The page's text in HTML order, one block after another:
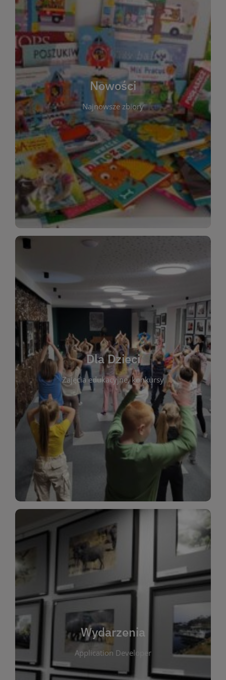
Nowości
Najnowsze zbiory
W tej sekcji prezentujemy najnowsze książki,
audiobooki oraz filmy, które właśnie trafiły do
zbiorów Miejskiej Biblioteki Publicznej w
Starachowicach. Regularnie aktualizujemy listę,
aby Czytelnicy mogli na bieżąco odkrywać świeże
tytuły i najciekawsze premiery wydawnicze. Każda
pozycja opatrzona jest krótkim opisem i
informacją o dostępności w katalogu. Zachęcamy
do częstych odwiedzin – nowości pojawiają się
niemal każdego tygodnia! Dzięki tej zakładce
zawsze będziesz wiedzieć, co warto przeczytać
jako pierwsze.
WIĘCEJ
Dla Dzieci
Zajęcia edukacyjne, konkursy
Dla Dzieci
To miejsce stworzone z myślą o najmłodszych
czytelnikach i ich rodzicach. Znajdziesz tu
informacje o zajęciach edukacyjnych, konkursach
plastycznych i spotkaniach z autorami książek dla
dzieci. Biblioteka oferuje bogaty wybór bajek,
opowiadań i lektur szkolnych, a także przyjazny
kącik do wspólnego czytania. Pragniemy
rozbudzać miłość do książek od najmłodszych lat.
Zapraszamy do wspólnej zabawy i odkrywania
świata literatury!
WIĘCEJ
Wydarzenia
Application Developer
Wydarzenia
W tej zakładce publikujemy informacje o
wszystkich wydarzeniach organizowanych przez
bibliotekę. Znajdziesz tu zapowiedzi spotkań
autorskich, warsztatów, prelekcji i zajęć
tematycznych dla różnych grup wiekowych. Każde
wydarzenie ma na celu promowanie kultury
czytelniczej oraz integrację społeczności lokalnej.
Dzięki kalendarzowi wydarzeń możesz łatwo